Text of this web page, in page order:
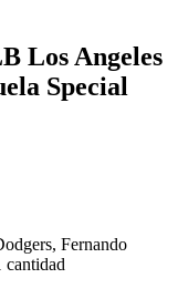
Los Angeles
Special
Fernando
cantidad